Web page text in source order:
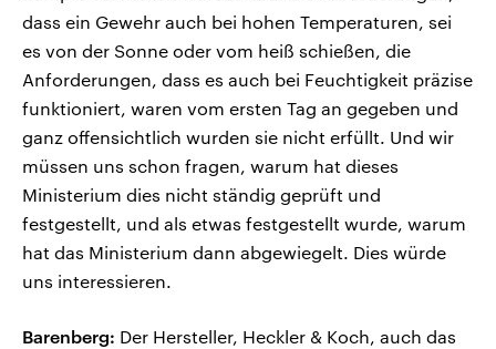
dass ein Gewehr auch bei hohen Temperaturen, sei
es von der Sonne oder vom heiß schießen, die
Anforderungen, dass es auch bei Feuchtigkeit präzise
funktioniert, waren vom ersten Tag an gegeben und
ganz offensichtlich wurden sie nicht erfüllt. Und wir
müssen uns schon fragen, warum hat dieses
Ministerium dies nicht ständig geprüft und
festgestellt, und als etwas festgestellt wurde, warum
hat das Ministerium dann abgewiegelt. Dies würde
uns interessieren.
Barenberg: Der Hersteller, Heckler & Koch, auch das